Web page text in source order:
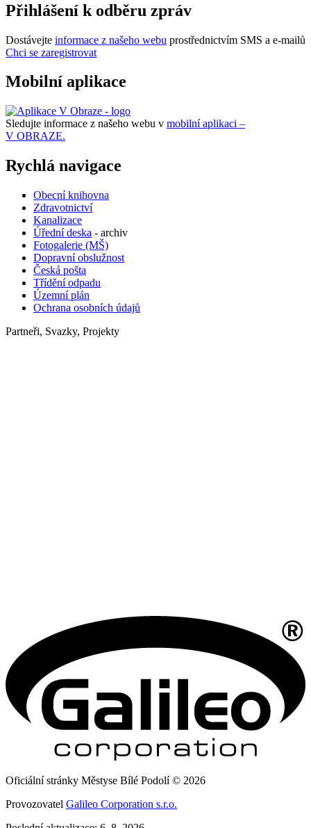
Přihlášení k odběru zpráv
Dostávejte informace z našeho webu prostřednictvím SMS a e-mailů
Chci se zaregistrovat
Mobilní aplikace
Sledujte informace z našeho webu v mobilní aplikaci –
V OBRAZE.
Rychlá navigace
Obecní knihovna
Zdravotnictví
Kanalizace
Úřední deska - archiv
Fotogalerie (MŠ)
Dopravní obslužnost
Česká pošta
Třídění odpadu
Územní plán
Ochrana osobních údajů
Partneři, Svazky, Projekty
Oficiální stránky Městyse Bílé Podolí © 2026
Provozovatel Galileo Corporation s.r.o.